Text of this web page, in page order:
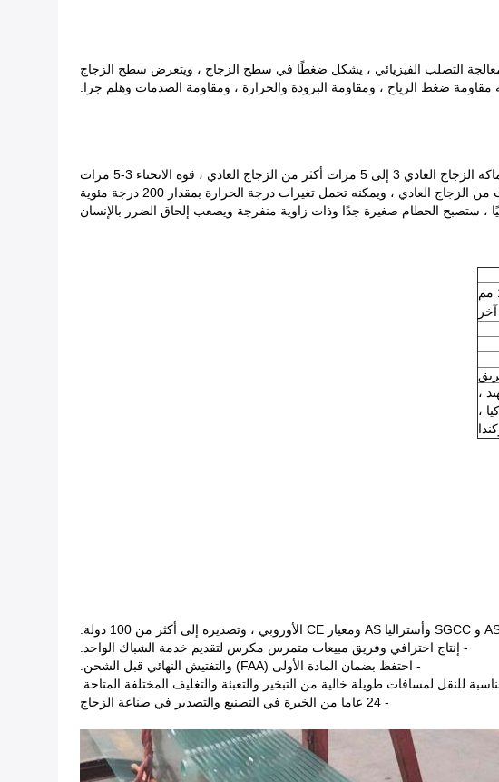
معالجة التصلب الفيزيائي ، يشكل ضغطًا في سطح الزجاج ، ويتعرض سطح الزجاج
ضغط الرياح ، ومقاومة البرودة والحرارة ، ومقاومة الصدمات وهلم جرا.
العادي ، قوة الانحناء 3-5 مرات
، ستصبح الحطام صغيرة جدًا وذات زاوية منفرجة ويصعب إلحاق الضرر بالإنسان
،
،
- إنتاج احترافي وفريق مبيعات متمرس مكرس لتقديم خدمة الشباك الواحد.
- احتفظ بضمان المادة الأولى (FAA) والتفتيش النهائي قبل الشحن.
للنقل لمسافات طويلة.خالية من التبخير والتعبئة والتغليف المختلفة المتاحة.
- 24 عاما من الخبرة في التصنيع والتصدير في صناعة الزجاج